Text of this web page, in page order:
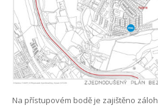
Internet Litohlavy
Internet Losiná
Internet Osek
První kroky k FVE na území ČEZ
Optická síť Letkov
Na přístupovém bodě je zajištěno